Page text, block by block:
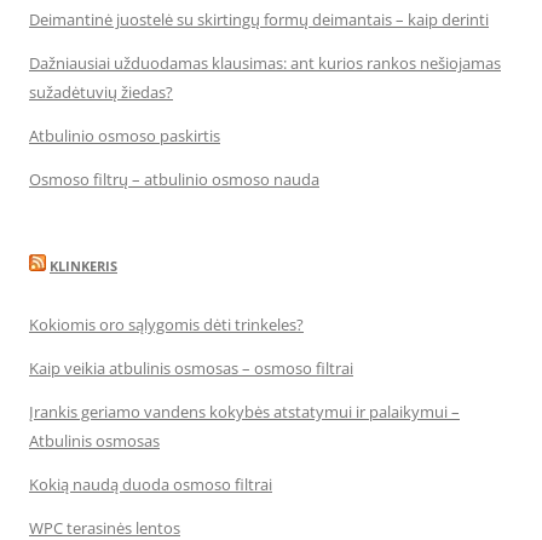
Deimantinė juostelė su skirtingų formų deimantais – kaip derinti
Dažniausiai užduodamas klausimas: ant kurios rankos nešiojamas
sužadėtuvių žiedas?
Atbulinio osmoso paskirtis
Osmoso filtrų – atbulinio osmoso nauda
KLINKERIS
Kokiomis oro sąlygomis dėti trinkeles?
Kaip veikia atbulinis osmosas – osmoso filtrai
Įrankis geriamo vandens kokybės atstatymui ir palaikymui –
Atbulinis osmosas
Kokią naudą duoda osmoso filtrai
WPC terasinės lentos